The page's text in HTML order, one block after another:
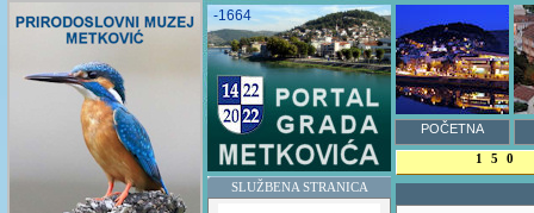
-1664
POČETNA
SLUŽBENA STRANICA
150